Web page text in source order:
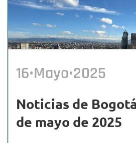
16•Mayo•2025
Noticias de
de mayo de 2025